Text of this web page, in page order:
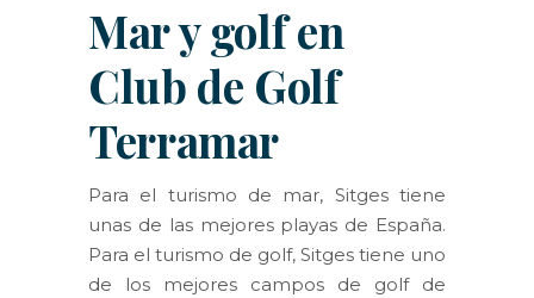
Mar y golf en
Club de Golf
Terramar
Para el turismo de mar, Sitges tiene
unas de las mejores playas de España.
Para el turismo de golf, Sitges tiene uno
de los mejores campos de golf de